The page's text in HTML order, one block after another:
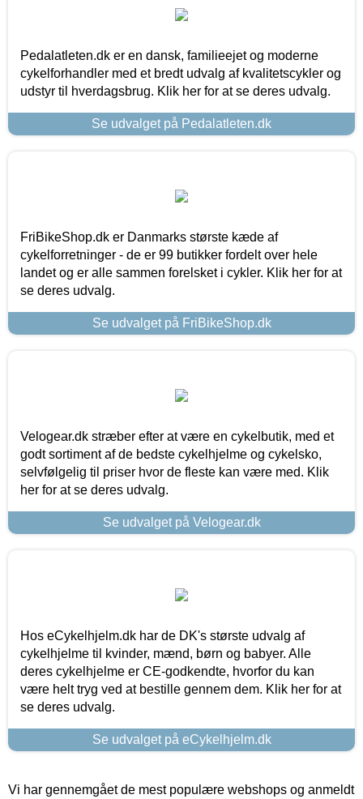
Pedalatleten.dk er en dansk, familieejet og moderne
cykelforhandler med et bredt udvalg af kvalitetscykler og
udstyr til hverdagsbrug. Klik her for at se deres udvalg.
Se udvalget på Pedalatleten.dk
FriBikeShop.dk er Danmarks største kæde af
cykelforretninger - de er 99 butikker fordelt over hele
landet og er alle sammen forelsket i cykler. Klik her for at
se deres udvalg.
Se udvalget på FriBikeShop.dk
Velogear.dk stræber efter at være en cykelbutik, med et
godt sortiment af de bedste cykelhjelme og cykelsko,
selvfølgelig til priser hvor de fleste kan være med. Klik
her for at se deres udvalg.
Se udvalget på Velogear.dk
Hos eCykelhjelm.dk har de DK's største udvalg af
cykelhjelme til kvinder, mænd, børn og babyer. Alle
deres cykelhjelme er CE-godkendte, hvorfor du kan
være helt tryg ved at bestille gennem dem. Klik her for at
se deres udvalg.
Se udvalget på eCykelhjelm.dk
Vi har gennemgået de mest populære webshops og anmeldt